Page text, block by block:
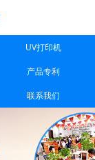
UV打印机
产品专利
联系我们